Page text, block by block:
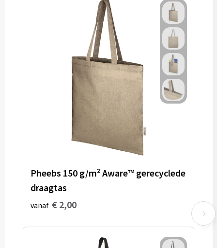
Pheebs 150 g/m² Aware™ gerecyclede
draagtas
vanaf € 2,00